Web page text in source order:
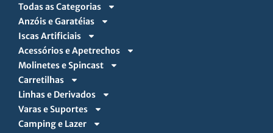
Todas as Categorias
Anzóis e Garatéias
Iscas Artificiais
Acessórios e Apetrechos
Molinetes e Spincast
Carretilhas
Linhas e Derivados
Varas e Suportes
Camping e Lazer